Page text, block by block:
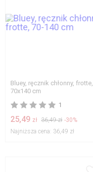
Bluey, ręcznik chłonny, frotte,
70x140 cm
1
25,49 zł 36,49 zł -30%
Najniższa cena: 36,49 zł